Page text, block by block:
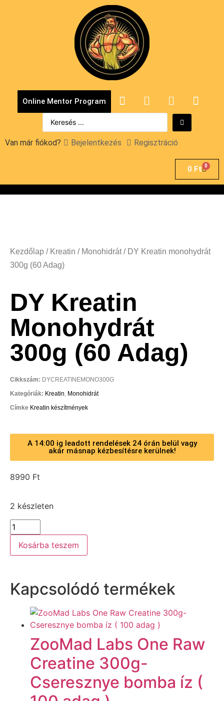
Online Mentor Program
Van már fiókod? Bejelentkezés Regisztráció
0 Ft 0
Kezdőlap / Kreatin / Monohidrát/ DY Kreatin monohydrát
300g (60 Adag)
DY Kreatin
Monohydrát
300g (60 Adag)
Cikkszám: DYCREATINEMONO300G
Kategóriák: Kreatin, Monohidrát
Címke Kreatin készítmények
A 14:00 ig leadott rendelések 24 órán belül vagy
akár másnap kézbesítésre kerülnek!
8990 Ft
2 készleten
Kosárba teszem
Kapcsolódó termékek
ZooMad Labs One Raw
Creatine 300g-
Cseresznye bomba íz (